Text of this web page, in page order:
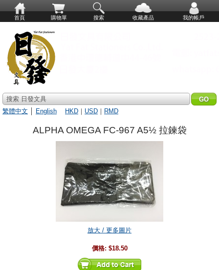
首頁 購物單 搜索 收藏產品 我的帳戶
搜索 日發文具
繁體中文
English HKD ｜ USD ｜ RMD
ALPHA OMEGA FC-967 A5½ 拉鍊袋
放大 / 更多圖片
價格: $18.50